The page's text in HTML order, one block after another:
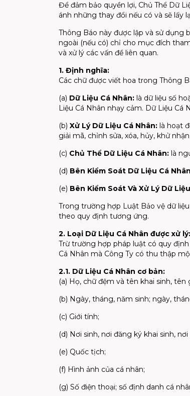
Để đảm bảo quyền lợi, Chủ Thể Dữ
ánh những thay đổi nếu có và sẽ lấy
Thông Báo này được lập và sử
ngoài (nếu có) chỉ cho mục đích
và xử lý các vấn đề liên quan.
1. Định nghĩa:
Các chữ được viết hoa trong Thông
(a) Dữ Liệu Cá Nhân: là dữ liệu số
Liệu Cá Nhân nhạy cảm. Dữ Liệu Cá
(b) Xử Lý Dữ Liệu Cá Nhân: là hoạt
giải mã, chỉnh sửa, xóa, hủy, khử
(c) Chủ Thể Dữ Liệu Cá Nhân: là
(d) Bên Kiểm Soát Dữ Liệu Cá
(e) Bên Kiểm Soát Và Xử Lý Dữ
Trong trường hợp Luật Bảo vệ dữ
theo quy định tương ứng.
2. Loại Dữ Liệu Cá Nhân được xử lý:
Trừ trường hợp pháp luật có quy định
Cá Nhân mà Công Ty có thu thập
2.1. Dữ Liệu Cá Nhân cơ bản:
(a) Họ, chữ đệm và tên khai sinh, tên
(b) Ngày, tháng, năm sinh; ngày,
(c) Giới tính;
(d) Nơi sinh, nơi đăng ký khai sinh,
(e) Quốc tịch;
(f) Hình ảnh của cá nhân;
(g) Số điện thoại; số định danh cá